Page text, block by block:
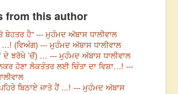
from this author
ਬੇਹਤਰ ਹੈ” --- ਮੁਹੰਮਦ ਅੱਬਾਸ ਧਾਲੀਵਾਲ
(ਵਿਅੰਗ) --- ਮੁਹੰਮਦ ਅੱਬਾਸ ਧਾਲੀਵਾਲ
ਦੇ ਝਰੋਖੇ ’ਚੋਂ) … --- ਮੁਹੰਮਦ ਅੱਬਾਸ ਧਾਲੀਵਾਲ
ਹੋਣਾ ਲੋਕਤੰਤਰ ਲਈ ਚਿੰਤਾ ਦਾ ਵਿਸ਼ਾ…! ---
ਬਿਠਾਏ ਜਾਤੇ ਹੈਂ ...! --- ਮੁਹੰਮਦ ਅੱਬਾਸ